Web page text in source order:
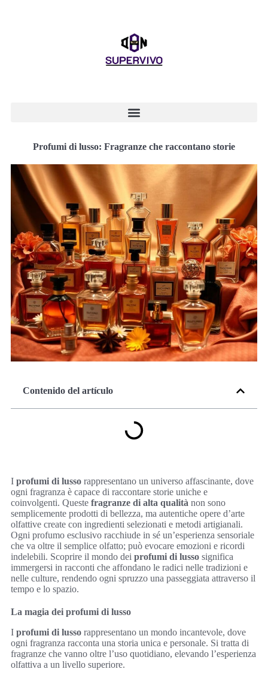
Profumi di lusso: Fragranze che raccontano storie
Contenido del artículo
I profumi di lusso rappresentano un universo affascinante, dove
ogni fragranza è capace di raccontare storie uniche e
coinvolgenti. Queste fragranze di alta qualità non sono
semplicemente prodotti di bellezza, ma autentiche opere d’arte
olfattive create con ingredienti selezionati e metodi artigianali.
Ogni profumo esclusivo racchiude in sé un’esperienza sensoriale
che va oltre il semplice olfatto; può evocare emozioni e ricordi
indelebili. Scoprire il mondo dei profumi di lusso significa
immergersi in racconti che affondano le radici nelle tradizioni e
nelle culture, rendendo ogni spruzzo una passeggiata attraverso il
tempo e lo spazio.
La magia dei profumi di lusso
I profumi di lusso rappresentano un mondo incantevole, dove
ogni fragranza racconta una storia unica e personale. Si tratta di
fragranze che vanno oltre l’uso quotidiano, elevando l’esperienza
olfattiva a un livello superiore.